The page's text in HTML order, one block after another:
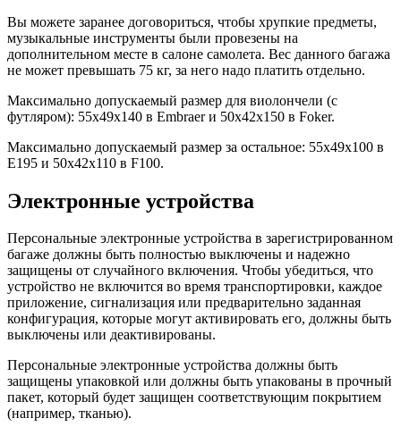
Вы можете заранее договориться, чтобы хрупкие предметы,
музыкальные инструменты были провезены на
дополнительном месте в салоне самолета. Вес данного багажа
не может превышать 75 кг, за него надо платить отдельно.
Максимально допускаемый размер для виолончели (с
футляром): 55x49x140 в Embraer и 50x42x150 в Foker.
Максимально допускаемый размер за остальное: 55x49x100 в
E195 и 50x42x110 в F100.
Электронные устройства
Персональные электронные устройства в зарегистрированном
багаже должны быть полностью выключены и надежно
защищены от случайного включения. Чтобы убедиться, что
устройство не включится во время транспортировки, каждое
приложение, сигнализация или предварительно заданная
конфигурация, которые могут активировать его, должны быть
выключены или деактивированы.
Персональные электронные устройства должны быть
защищены упаковкой или должны быть упакованы в прочный
пакет, который будет защищен соответствующим покрытием
(например, тканью).